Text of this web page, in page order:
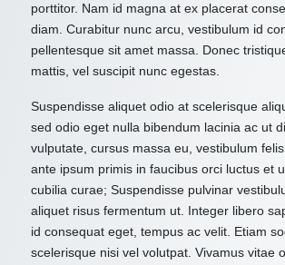
porttitor. Nam id magna at ex placerat
diam. Curabitur nunc arcu, vestibulum id
pellentesque sit amet massa. Donec
mattis, vel suscipit nunc egestas.
Suspendisse aliquet odio at scelerisque
sed odio eget nulla bibendum lacinia ac ut
vulputate, cursus massa eu, vestibulum
ante ipsum primis in faucibus orci luctus et
cubilia curae; Suspendisse pulvinar
aliquet risus fermentum ut. Integer libero
id consequat eget, tempus ac velit. Etiam
scelerisque nisi vel volutpat. Vivamus vitae